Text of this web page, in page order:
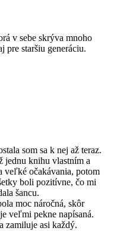
v sebe skrýva mnoho
pre staršiu generáciu.
som sa k nej až teraz.
jednu knihu vlastním a
veľké očakávania, potom
boli pozitívne, čo mi
šancu.
moc náročná, skôr
veľmi pekne napísaná.
zamiluje asi každý.